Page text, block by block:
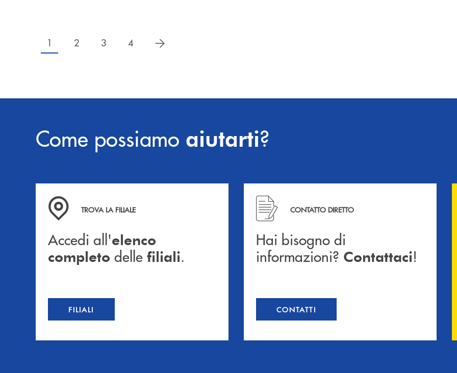
1 2 3 4 successivo
Come possiamo aiutarti?
Accedi all' elenco completo delle filiali .
TROVA LA FILIALE
Accedi all'elenco
completo delle filiali.
FILIALI
Hai bisogno di informazioni? Contattaci !
CONTATTO DIRETTO
Hai bisogno di
informazioni? Contattaci!
CONTATTI